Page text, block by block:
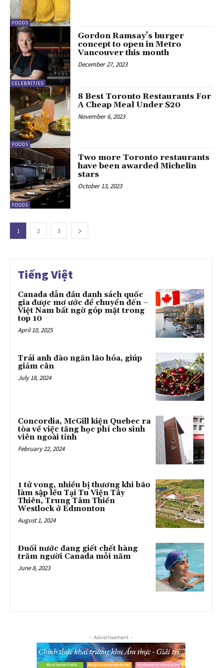
FOODS
CELEBRITIES
Gordon Ramsay’s burger
concept to open in Metro
Vancouver this month
December 27, 2023
FOODS
8 Best Toronto Restaurants For
A Cheap Meal Under $20
November 6, 2023
FOODS
Two more Toronto restaurants
have been awarded Michelin
stars
October 13, 2023
1 2 3
Tiếng Việt
Canada dẫn đầu danh sách quốc
gia được mơ ước để chuyển đến –
Việt Nam bất ngờ góp mặt trong
top 10
April 10, 2025
Trái anh đào ngăn lão hóa, giúp
giảm cân
July 18, 2024
Concordia, McGill kiện Quebec ra
tòa về việc tăng học phí cho sinh
viên ngoài tỉnh
February 22, 2024
1 tử vong, nhiều bị thương khi bão
làm sập lều Tại Tu Viện Tây
Thiên, Trung Tâm Thiền
Westlock ở Edmonton
August 1, 2024
Đuối nước đang giết chết hàng
trăm người Canada mỗi năm
June 8, 2023
- Advertisement -